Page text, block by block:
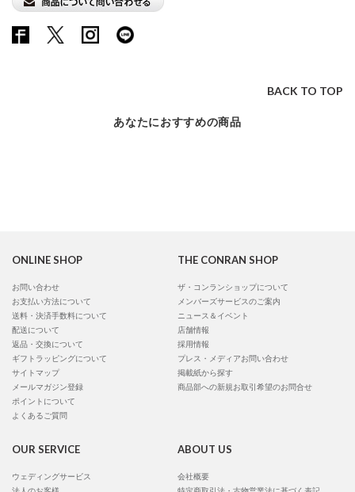
BACK TO TOP
あなたにおすすめの商品
ONLINE SHOP
お問い合わせ
お支払い方法について
送料・決済手数料について
配送について
返品・交換について
ギフトラッピングについて
サイトマップ
メールマガジン登録
ポイントについて
よくあるご質問
THE CONRAN SHOP
ザ・コンランショップについて
メンバーズサービスのご案内
ニュース＆イベント
店舗情報
採用情報
プレス・メディアお問い合わせ
掲載紙から探す
商品部への新規お取引希望のお問合せ
OUR SERVICE
ウェディングサービス
ABOUT US
会社概要